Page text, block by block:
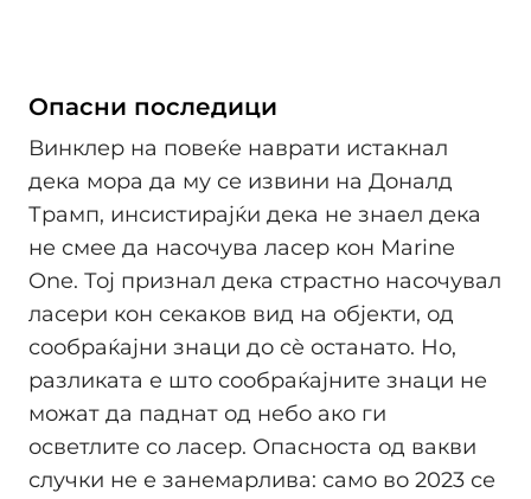
Опасни последици
Винклер на повеќе наврати истакнал
дека мора да му се извини на Доналд
Трамп, инсистирајќи дека не знаел дека
не смее да насочува ласер кон Marine
One. Тој признал дека страстно насочувал
ласери кон секаков вид на објекти, од
сообраќајни знаци до сè останато. Но,
разликата е што сообраќајните знаци не
можат да паднат од небо ако ги
осветлите со ласер. Опасноста од вакви
случки не е занемарлива: само во 2023 се